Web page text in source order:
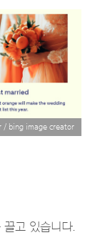
/ bing image creator
고 있습니다.